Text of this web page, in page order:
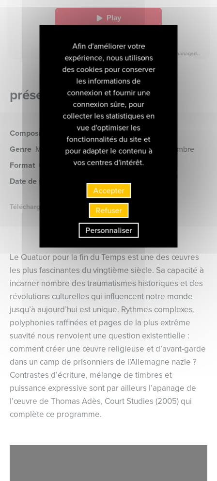
présentation de l'album
Compositeurs
Adès (Thomas) • Messiaen Olivier
Genre Musique Contemporaine, Musique de chambre
Format CD
(MIR334)
Date de sortie
30 novembre 2018
Télécharger le livret
Le Quatuor pour la fin du Temps est une des œuvres
les plus fascinantes du vingtième siècle. Sa capacité à
incarner nombre des traumatismes historiques et des
révolutions culturelles qui influencent notre monde
jusqu’à aujourd’hui est unique. Rythmes complexes,
polyphonies raffinées et pages de la plus extrême
suavité nous renvoient une question existentielle :
comment créer une œuvre religieuse et d’avant-garde
dans un camp de prisonniers de l’Allemagne nazie ?
Contrastes d’écriture, mélange de timbres et
puissance expressive sont par ailleurs l’apanage de
l’œuvre de Thomas Adès, Court Studies (2005) qui
complète ce programme.
Afin d'améliorer votre
expérience, nous utilisons
des cookies pour conserver
les informations de
connexion et fournir une
connexion sûre, pour
collecter les statistiques en
vue d'optimiser les
fonctionnalités du site et
pour adapter le contenu à
vos centres d'intérêt.
Accepter
Refuser
Personnaliser